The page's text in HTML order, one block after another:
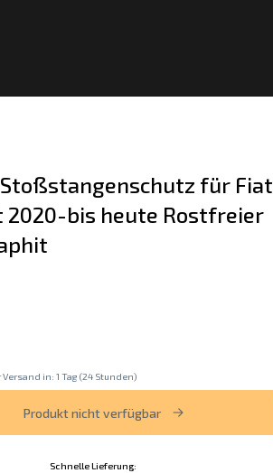
für Fiat
2020-bis heute Rostfreier
in: 1 Tag (24 Stunden)
Produkt nicht verfügbar
Schnelle Lieferung: